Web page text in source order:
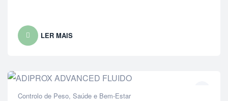
LER MAIS
Controlo de Peso, Saúde e Bem-Estar